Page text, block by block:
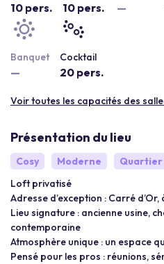
10 pers. 10 pers. —
Banquet
—
Cocktail
20 pers.
Voir toutes les capacités des
Présentation du lieu
Cosy Moderne
Quartier
Loft privatisé
Adresse d’exception : Carré
Lieu signature : ancienne usine,
contemporaine
Atmosphère unique : un espace
Pensé pour les pros : réunions,